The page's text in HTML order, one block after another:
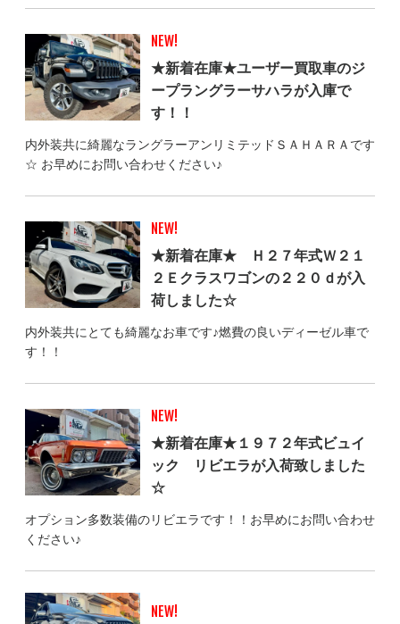
NEW!
★新着在庫★ユーザー買取車のジ
ープラングラーサハラが入庫で
す！！
内外装共に綺麗なラングラーアンリミテッドＳＡＨＡＲＡです
☆ お早めにお問い合わせください♪
NEW!
★新着在庫★ Ｈ２７年式Ｗ２１
２Ｅクラスワゴンの２２０ｄが入
荷しました☆
内外装共にとても綺麗なお車です♪燃費の良いディーゼル車で
す！！
NEW!
★新着在庫★１９７２年式ビュイ
ック リビエラが入荷致しました
☆
オプション多数装備のリビエラです！！お早めにお問い合わせ
ください♪
NEW!